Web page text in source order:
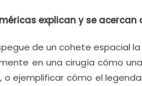
explican y se
de un cohete espacial
en una cirugía cómo
o ejemplificar cómo el